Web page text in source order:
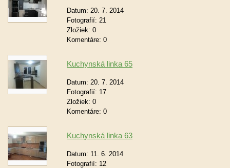
Datum: 20. 7. 2014
Fotografií: 21
Zložiek: 0
Komentáre: 0
Kuchynská linka 65
Datum: 20. 7. 2014
Fotografií: 17
Zložiek: 0
Komentáre: 0
Kuchynská linka 63
Datum: 11. 6. 2014
Fotografií: 12